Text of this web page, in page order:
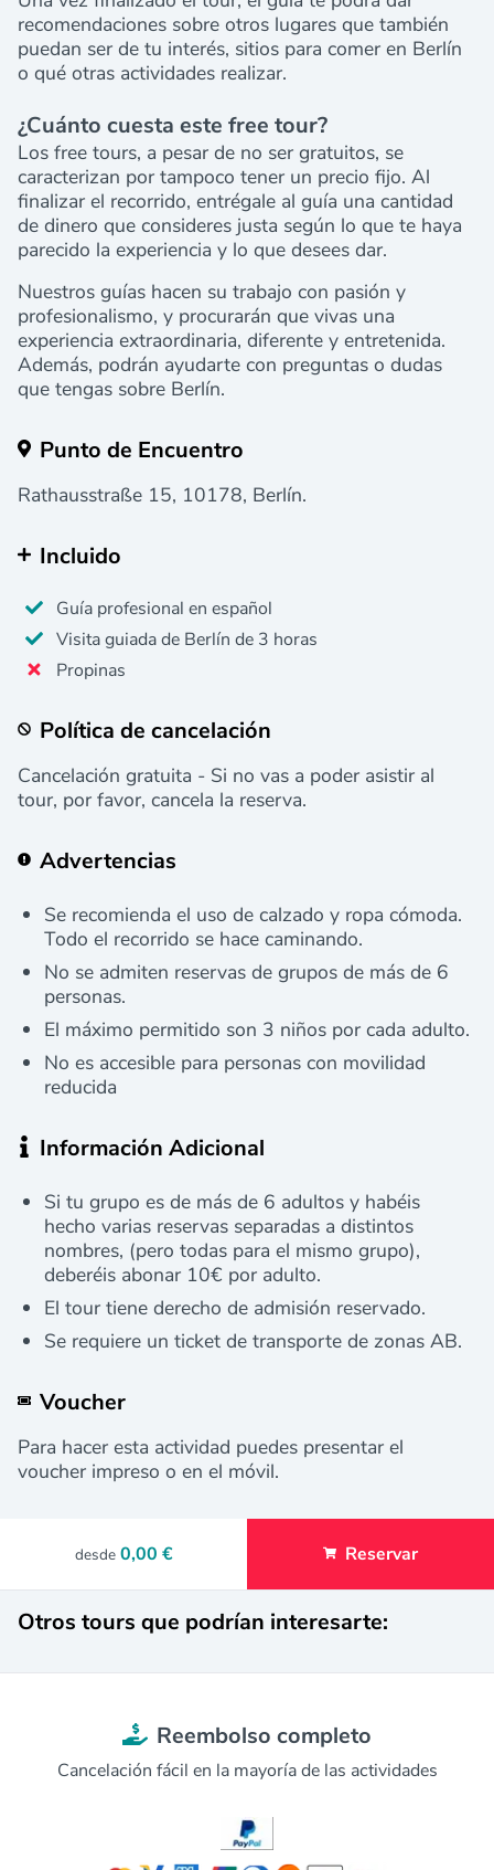
recomendaciones sobre otros lugares que también
puedan ser de tu interés, sitios para comer en Berlín
o qué otras actividades realizar.
¿Cuánto cuesta este free tour?
Los free tours, a pesar de no ser gratuitos, se
caracterizan por tampoco tener un precio fijo. Al
finalizar el recorrido, entrégale al guía una cantidad
de dinero que consideres justa según lo que te haya
parecido la experiencia y lo que desees dar.
Nuestros guías hacen su trabajo con pasión y
profesionalismo, y procurarán que vivas una
experiencia extraordinaria, diferente y entretenida.
Además, podrán ayudarte con preguntas o dudas
que tengas sobre Berlín.
Punto de Encuentro
Rathausstraße 15, 10178, Berlín.
Incluido
Guía profesional en español
Visita guiada de Berlín de 3 horas
Propinas
Política de cancelación
Cancelación gratuita - Si no vas a poder asistir al
tour, por favor, cancela la reserva.
Advertencias
Se recomienda el uso de calzado y ropa cómoda.
Todo el recorrido se hace caminando.
No se admiten reservas de grupos de más de 6
personas.
El máximo permitido son 3 niños por cada adulto.
No es accesible para personas con movilidad
reducida
Información Adicional
Si tu grupo es de más de 6 adultos y habéis
hecho varias reservas separadas a distintos
nombres, (pero todas para el mismo grupo),
deberéis abonar 10€ por adulto.
El tour tiene derecho de admisión reservado.
Se requiere un ticket de transporte de zonas AB.
Voucher
Para hacer esta actividad puedes presentar el
voucher impreso o en el móvil.
desde 0,00 € Reservar
Otros tours que podrían interesarte:
Reembolso completo
Cancelación fácil en la mayoría de las actividades